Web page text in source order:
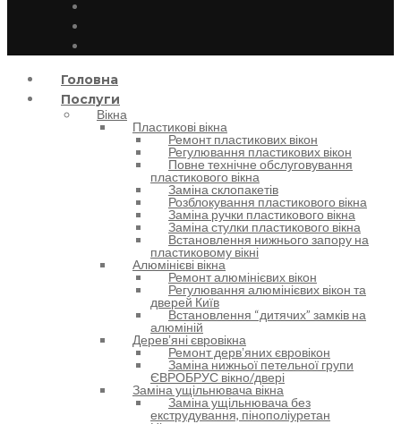
Головна
Послуги
Вікна
Пластикові вікна
Ремонт пластикових вікон
Регулювання пластикових вікон
Повне технічне обслуговування
пластикового вікна
Заміна склопакетів
Розблокування пластикового вікна
Заміна ручки пластикового вікна
Заміна стулки пластикового вікна
Встановлення нижнього запору на
пластиковому вікні
Алюмінієві вікна
Ремонт алюмінієвих вікон
Регулювання алюмінієвих вікон та
дверей Київ
Встановлення “дитячих” замків на
алюміній
Деревʼяні євровікна
Ремонт дервʼяних євровікон
Заміна нижньої петельної групи
ЄВРОБРУС вікно/двері
Заміна ущільнювача вікна
Заміна ущільнювача без
екструдування, пінополіуретан